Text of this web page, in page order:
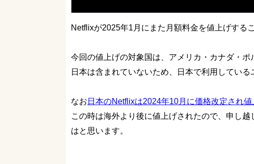
Netflixが2025年1月にまた月額料金を値上げする
今回の値上げの対象国は、アメリカ・カナダ・ポ
日本は含まれていないため、日本で利用してい
なお 日本のNetflixは2024年10月に価格改定され値
この時は海外より後に値上げされたので、申し
はと思います。